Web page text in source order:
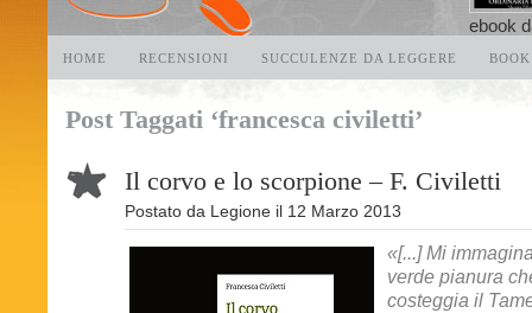
ebook
HOME RECENSIONI SUCCULENZE DA LEGGERE
Post Taggati ‘francesca civiletti’
Il corvo e lo scorpione – F. Civiletti
Postato da Legione il 12 Marzo 2013
«[...] Mi
verde pianura
costeggia il